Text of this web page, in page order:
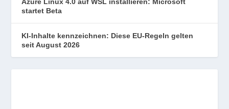
Azure Linux 4.0 auf WSL installieren: Microsoft
startet Beta
KI-Inhalte kennzeichnen: Diese EU-Regeln gelten
seit August 2026